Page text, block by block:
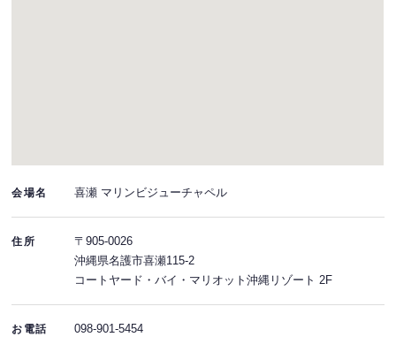
会場名 喜瀬 マリンビジューチャペル
住所
〒905-0026
沖縄県名護市喜瀬115-2
コートヤード・バイ・マリオット沖縄リゾート 2F
お電話 098-901-5454